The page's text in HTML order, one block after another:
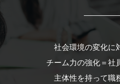
社会環境の変化に
チーム力の強化＝社
主体性を持って職